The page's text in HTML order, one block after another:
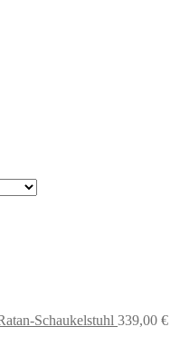
Schaukelstuhl 339,00 €